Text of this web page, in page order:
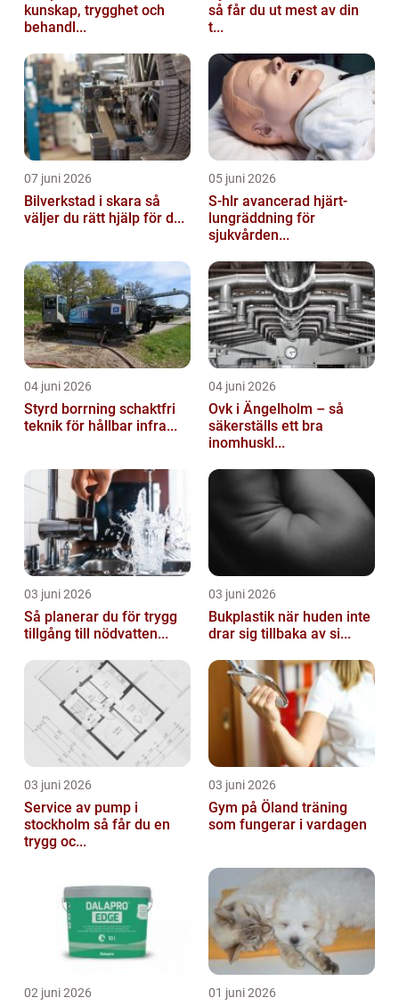
kunskap, trygghet och
behandl...
så får du ut mest av din
t...
07 juni 2026
Bilverkstad i skara så
väljer du rätt hjälp för d...
05 juni 2026
S-hlr avancerad hjärt-
lungräddning för
sjukvården...
04 juni 2026
Styrd borrning schaktfri
teknik för hållbar infra...
04 juni 2026
Ovk i Ängelholm – så
säkerställs ett bra
inomhuskl...
03 juni 2026
Så planerar du för trygg
tillgång till nödvatten...
03 juni 2026
Bukplastik när huden inte
drar sig tillbaka av si...
03 juni 2026
Service av pump i
stockholm så får du en
trygg oc...
03 juni 2026
Gym på Öland träning
som fungerar i vardagen
02 juni 2026 01 juni 2026